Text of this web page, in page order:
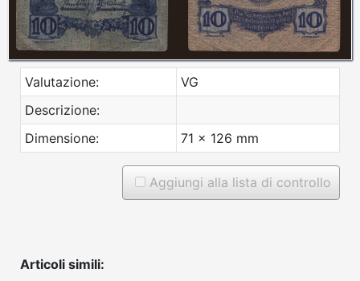
Valutazione:
VG
Descrizione:
Dimensione:
71 x 126 mm
Aggiungi alla lista di controllo
Articoli simili: